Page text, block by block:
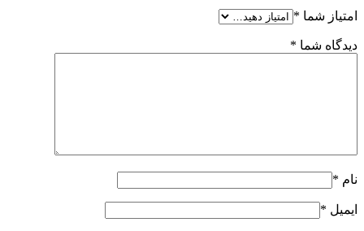
امتیاز شما *
دیدگاه شما *
نام *
ایمیل *